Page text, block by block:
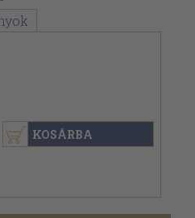
KOSÁRBA